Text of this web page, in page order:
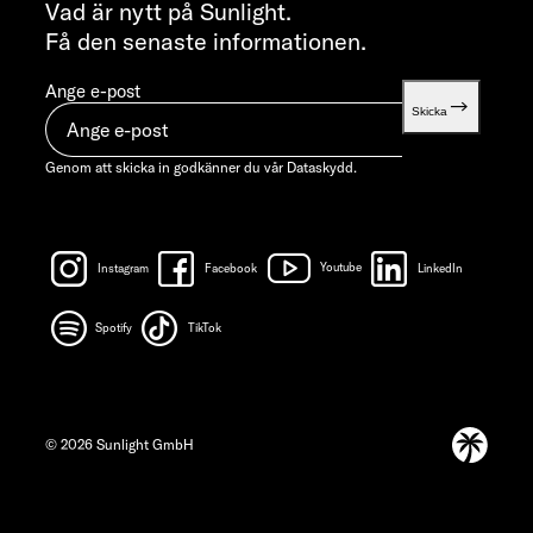
Vad är nytt på Sunlight.
Få den senaste informationen.
Ange e-post
Skicka
Genom att skicka in godkänner du vår Dataskydd.
Instagram Facebook Youtube LinkedIn
Spotify TikTok
© 2026 Sunlight GmbH